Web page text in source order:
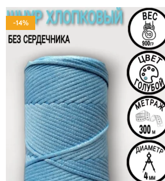
-14%
80% ХБ 20% ПЭ